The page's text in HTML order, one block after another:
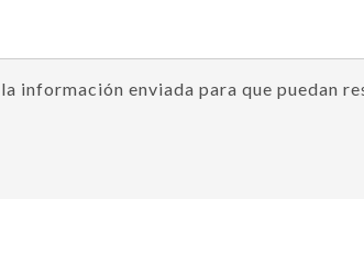
información enviada para que puedan